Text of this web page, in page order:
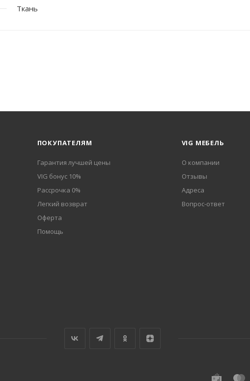
Ткань
ПОКУПАТЕЛЯМ
Гарантия лучшей цены
VIG бонус 10%
Рассрочка 0%
Легкий возврат
Оферта
Помощь
VIG МЕБЕЛЬ
О компании
Отзывы
Адреса
Вопрос-ответ